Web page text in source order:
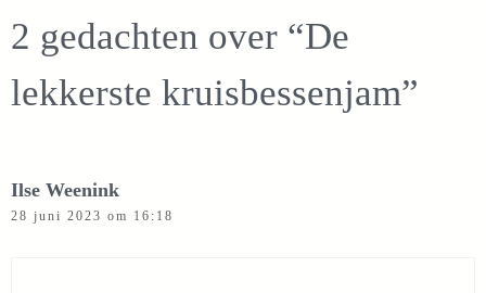
2 gedachten over “De
lekkerste kruisbessenjam”
Ilse Weenink
28 juni 2023 om 16:18